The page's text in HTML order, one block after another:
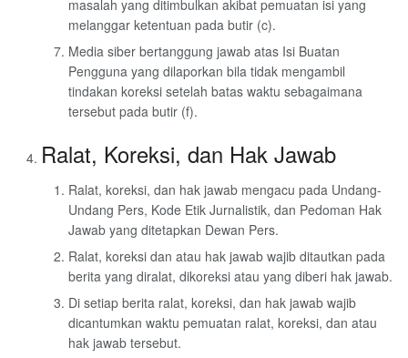
masalah yang ditimbulkan akibat pemuatan isi yang
melanggar ketentuan pada butir (c).
Media siber bertanggung jawab atas Isi Buatan
Pengguna yang dilaporkan bila tidak mengambil
tindakan koreksi setelah batas waktu sebagaimana
tersebut pada butir (f).
Ralat, Koreksi, dan Hak Jawab
Ralat, koreksi, dan hak jawab mengacu pada Undang-
Undang Pers, Kode Etik Jurnalistik, dan Pedoman Hak
Jawab yang ditetapkan Dewan Pers.
Ralat, koreksi dan atau hak jawab wajib ditautkan pada
berita yang diralat, dikoreksi atau yang diberi hak jawab.
Di setiap berita ralat, koreksi, dan hak jawab wajib
dicantumkan waktu pemuatan ralat, koreksi, dan atau
hak jawab tersebut.